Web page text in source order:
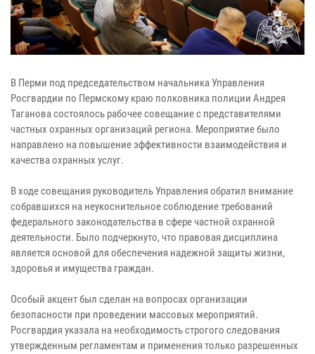
В Перми под председательством начальника Управления
Росгвардии по Пермскому краю полковника полиции Андрея
Таганова состоялось рабочее совещание с представителями
частных охранных организаций региона. Мероприятие было
направлено на повышение эффективности взаимодействия и
качества охранных услуг.
В ходе совещания руководитель Управления обратил внимание
собравшихся на неукоснительное соблюдение требований
федерального законодательства в сфере частной охранной
деятельности. Было подчеркнуто, что правовая дисциплина
является основой для обеспечения надежной защиты жизни,
здоровья и имущества граждан.
Особый акцент был сделан на вопросах организации
безопасности при проведении массовых мероприятий.
Росгвардия указала на необходимость строгого следования
утвержденным регламентам и применения только разрешенных